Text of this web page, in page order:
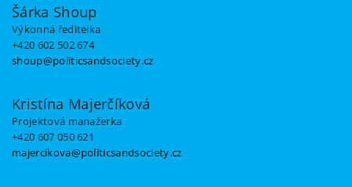
Šárka Shoup
Výkonná ředitelka
+420 602 502 674
shoup@politicsandsociety.cz
Kristína Majerčíková
Projektová manažerka
+420 607 050 621
majercikova@politicsandsociety.cz